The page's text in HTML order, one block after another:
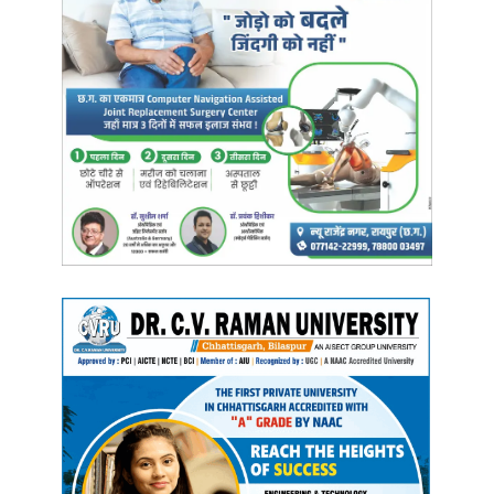
राज्यपाल ने इस बात पर प्रसन्नता व्यक्त की कि छत्तीसगढ़ का रेल नेटवर्क 100
फीसदी विद्युतीकृत हो चुका है। राज्य में बीते 10 वर्षों में प्रतिवर्ष औसतन 162
किलोमीटर रेल नेटवर्क का विस्तार हुआ जो कि वर्ष 2009 से 2014 की तुलना में
कई गुणा ज्यादा है। इसके अतिरिक्त आनेवाले 3 से 5 साल में छत्तीसगढ़ में 36
हजार 968 करोड़ रुपए उन्नयन के लिये खर्च किये जाएंगे।
राज्यपाल ने कहा कि प्रधानमंत्री श्री नरेन्द्र मोदी ने 41 हजार करोड़ रुपए लागत
की रिकॉर्ड 2000 से अधिक रेल परियोजनाओं की देशवासियों को सौगात दी है। यह
इतना आसान नहीं था, लेकिन केंद्र सरकार द्वारा रेलवे में किए गए रिकॉर्ड निवेश के
इस अवसर पर उप मुख्यमंत्री श्री विजय शर्मा ने छत्तीसगढ़ में रेल सुविधाओं के
विस्तार के लिए किये जा रहे कार्यो का उल्लेख किया। उन्होंने कहा कि नये रोड
ओवर ब्रिज और अंडर ब्रिज बनाये जाने से छत्तीसगढ़ राज्य में सड़क एवं रेल
परिवहन और भी अधिक सुगम, सुचारू एवं सुरक्षित रूप से संचालित होगा। रायपुर
लोकसभा के सांसद श्री सुनील सोनी ने कहा कि अमृत भारत स्टेशन योजना के
माध्यम से छोटे से छोटा स्टेशन भी मॉडल स्टेशन बन रहा है। आने वाले समय में